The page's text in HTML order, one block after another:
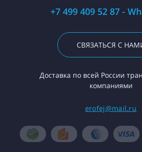
+7 499 409 52 87 -
СВЯЗАТЬСЯ С
Доставка по всей России
компаниями
erofej@mail.ru